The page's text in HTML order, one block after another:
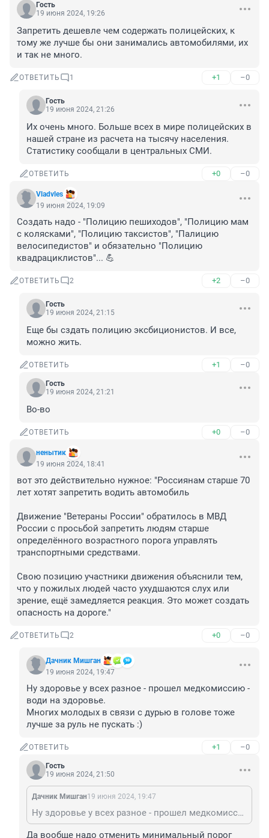
Гость
19 июня 2024, 19:26
Запретить дешевле чем содержать полицейских, к
тому же лучше бы они занимались автомобилями, их
и так не много.
ОТВЕТИТЬ 1 +1 –0
Гость
19 июня 2024, 21:26
Их очень много. Больше всех в мире полицейских в
нашей стране из расчета на тысячу населения.
Статистику сообщали в центральных СМИ.
ОТВЕТИТЬ +0 –0
Vladvles
19 июня 2024, 19:09
Создать надо - "Полицию пешиходов", "Полицию мам
с колясками", "Полицию таксистов", "Палицию
велосипедистов" и обязательно "Полицию
квадрациклистов"... 💪
ОТВЕТИТЬ 2 +2 –0
Гость
19 июня 2024, 21:15
Еще бы сздать полицию эксбиционистов. И все,
можно жить.
ОТВЕТИТЬ +1 –0
Гость
19 июня 2024, 21:21
Во-во
ОТВЕТИТЬ +0 –0
ненытик
19 июня 2024, 18:41
вот это действительно нужное: "Россиянам старше 70
лет хотят запретить водить автомобиль
Движение "Ветераны России" обратилось в МВД
России с просьбой запретить людям старше
определённого возрастного порога управлять
транспортными средствами.
Свою позицию участники движения объяснили тем,
что у пожилых людей часто ухудшаются слух или
зрение, ещё замедляется реакция. Это может создать
опасность на дороге."
ОТВЕТИТЬ 2 +0 –0
Дачник Мишган
19 июня 2024, 19:47
Ну здоровье у всех разное - прошел медкомиссию -
води на здоровье.
Многих молодых в связи с дурью в голове тоже
лучше за руль не пускать :)
ОТВЕТИТЬ +1 –0
Гость
19 июня 2024, 21:50
Дачник Мишган19 июня 2024, 19:47
Ну здоровье у всех разное - прошел медкомиссию - води на здоровье. Многих молодых в связи с дурью в голове тоже лучше за руль не пускать :)
Да вообще надо отменить минимальный порог